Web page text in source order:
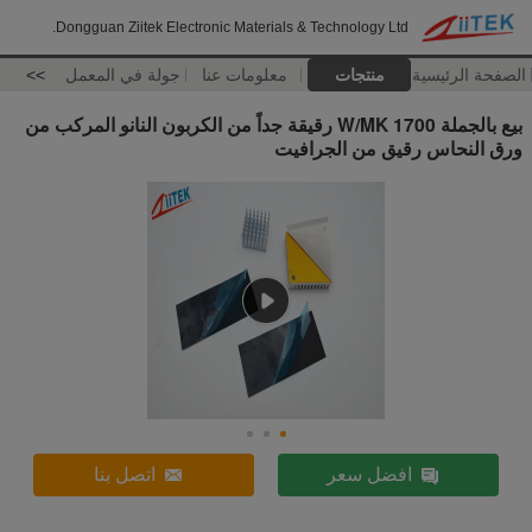
Dongguan Ziitek Electronic Materials & Technology Ltd.
الصفحة الرئيسية منتجات معلومات عنا جولة في المعمل >>
بيع بالجملة 1700 W/MK رقيقة جداً من الكربون النانو المركب من
ورق النحاس رقيق من الجرافيت
افضل سعر اتصل بنا